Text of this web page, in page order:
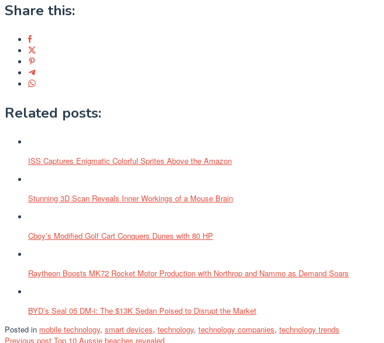
Share this:
Related posts:
ISS Captures Enigmatic Colorful Sprites Above the Amazon
Stunning 3D Scan Reveals Inner Workings of a Mouse Brain
Cboy’s Modified Golf Cart Conquers Dunes with 80 HP
Raytheon Boosts MK72 Rocket Motor Production with Northrop and Nammo as Demand Soars
BYD’s Seal 05 DM-i: The $13K Sedan Poised to Disrupt the Market
Posted in mobile technology, smart devices, technology, technology companies, technology trends
Previous post Top 10 Aussie beaches revealed